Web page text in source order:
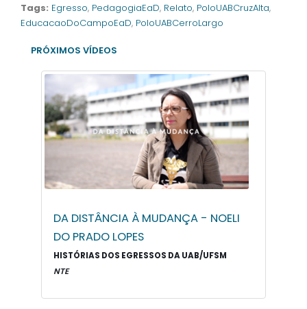
Tags: Egresso, PedagogiaEaD, Relato, PoloUABCruzAlta,
EducacaoDoCampoEaD, PoloUABCerroLargo
PRÓXIMOS VÍDEOS
DA DISTÂNCIA À MUDANÇA - NOELI
DO PRADO LOPES
HISTÓRIAS DOS EGRESSOS DA UAB/UFSM
NTE